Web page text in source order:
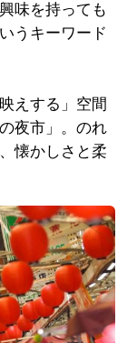
味を持っても
うキーワード
えする」空間
夜市」。のれ
懐かしさと柔